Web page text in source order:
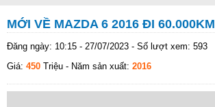
MỚI VỀ MAZDA 6 2016 ĐI 60.000KM
Đăng ngày: 10:15 - 27/07/2023 - Số lượt xem: 593
Giá: 450 Triệu - Năm sản xuất: 2016